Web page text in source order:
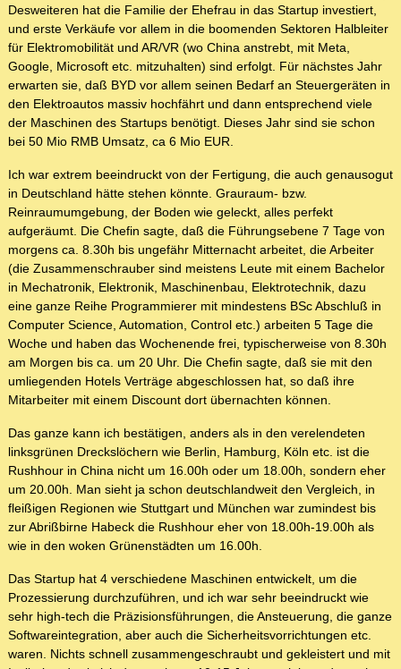
Desweiteren hat die Familie der Ehefrau in das Startup investiert,
und erste Verkäufe vor allem in die boomenden Sektoren Halbleiter
für Elektromobilität und AR/VR (wo China anstrebt, mit Meta,
Google, Microsoft etc. mitzuhalten) sind erfolgt. Für nächstes Jahr
erwarten sie, daß BYD vor allem seinen Bedarf an Steuergeräten in
den Elektroautos massiv hochfährt und dann entsprechend viele
der Maschinen des Startups benötigt. Dieses Jahr sind sie schon
bei 50 Mio RMB Umsatz, ca 6 Mio EUR.
Ich war extrem beeindruckt von der Fertigung, die auch genausogut
in Deutschland hätte stehen könnte. Grauraum- bzw.
Reinraumumgebung, der Boden wie geleckt, alles perfekt
aufgeräumt. Die Chefin sagte, daß die Führungsebene 7 Tage von
morgens ca. 8.30h bis ungefähr Mitternacht arbeitet, die Arbeiter
(die Zusammenschrauber sind meistens Leute mit einem Bachelor
in Mechatronik, Elektronik, Maschinenbau, Elektrotechnik, dazu
eine ganze Reihe Programmierer mit mindestens BSc Abschluß in
Computer Science, Automation, Control etc.) arbeiten 5 Tage die
Woche und haben das Wochenende frei, typischerweise von 8.30h
am Morgen bis ca. um 20 Uhr. Die Chefin sagte, daß sie mit den
umliegenden Hotels Verträge abgeschlossen hat, so daß ihre
Mitarbeiter mit einem Discount dort übernachten können.
Das ganze kann ich bestätigen, anders als in den verelendeten
linksgrünen Dreckslöchern wie Berlin, Hamburg, Köln etc. ist die
Rushhour in China nicht um 16.00h oder um 18.00h, sondern eher
um 20.00h. Man sieht ja schon deutschlandweit den Vergleich, in
fleißigen Regionen wie Stuttgart und München war zumindest bis
zur Abrißbirne Habeck die Rushhour eher von 18.00h-19.00h als
wie in den woken Grünenstädten um 16.00h.
Das Startup hat 4 verschiedene Maschinen entwickelt, um die
Prozessierung durchzuführen, und ich war sehr beeindruckt wie
sehr high-tech die Präzisionsführungen, die Ansteuerung, die ganze
Softwareintegration, aber auch die Sicherheitsvorrichtungen etc.
waren. Nichts schnell zusammengeschraubt und gekleistert und mit